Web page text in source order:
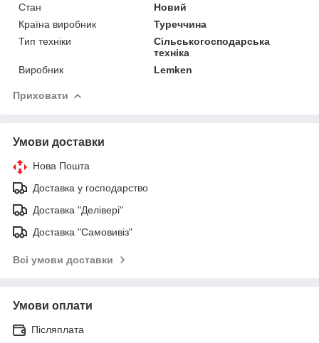
Стан
Новий
Країна виробник
Туреччина
Тип техніки
Сільськогосподарська
техніка
Виробник
Lemken
Приховати
Умови доставки
Нова Пошта
Доставка у господарство
Доставка "Делівері"
Доставка "Самовивіз"
Всі умови доставки
Умови оплати
Післяплата